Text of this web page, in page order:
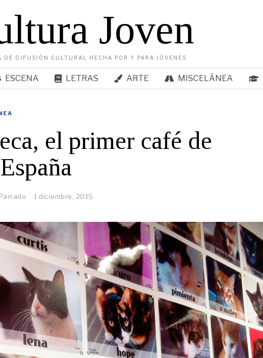
Joven
DE DIFUSIÓN CULTURAL HECHA POR Y PARA JÓVENES
ESCENA LETRAS ARTE MISCELÁNEA
el primer café de
1 diciembre, 2015